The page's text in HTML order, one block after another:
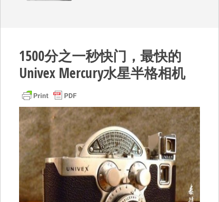
1500分之一秒快门，最快的
Univex Mercury水星半格相机